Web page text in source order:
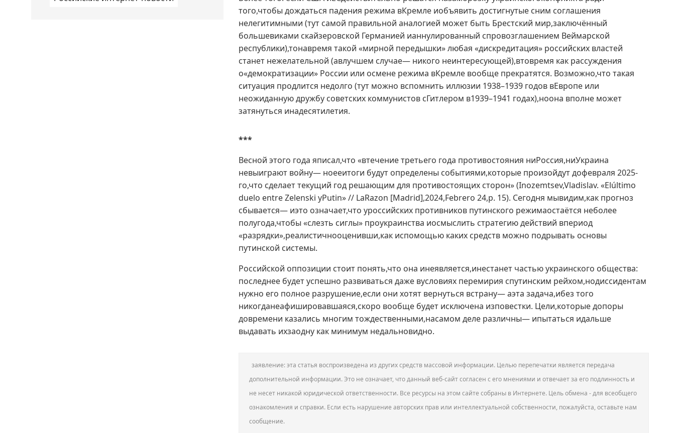
того,чтобы дождаться падения режима вКремле иобъявить достигнутые сним соглашения
нелегитимными (тут самой правильной аналогией может быть Брестский мир,заключённый
большевиками скайзеровской Германией ианнулированный спровозглашением Веймарской
республики),тонавремя такой «мирной передышки» любая «дискредитация» российских властей
станет нежелательной (авлучшем случае— никого неинтересующей),втовремя как рассуждения
о«демократизации» России или осмене режима вКремле вообще прекратятся. Возможно,что такая
ситуация продлится недолго (тут можно вспомнить иллюзии 1938–1939 годов вЕвропе или
неожиданную дружбу советских коммунистов сГитлером в1939–1941 годах),ноона вполне может
затянуться инадесятилетия.
***
Весной этого года яписал,что «втечение третьего года противостояния ниРоссия,ниУкраина
невыиграют войну— ноееитоги будут определены событиями,которые произойдут дофевраля 2025-
го,что сделает текущий год решающим для противостоящих сторон» (Inozemtsev,Vladislav. «Elúltimo
duelo entre Zelenski yPutin» // LaRazon [Madrid],2024,Febrero 24,p. 15). Сегодня мывидим,как прогноз
сбывается— иэто означает,что уроссийских противников путинского режимаостаётся неболее
полугода,чтобы «слезть сиглы» проукраинства иосмыслить стратегию действий впериод
«разрядки»,реалистичнооценивши,как испомощью каких средств можно подрывать основы
путинской системы.
Российской оппозиции стоит понять,что она инеявляется,инестанет частью украинского общества:
последнее будет успешно развиваться даже вусловиях перемирия спутинским рейхом,нодиссидентам
нужно его полное разрушение,если они хотят вернуться встрану— аэта задача,ибез того
никогданеафишировавшаяся,скоро вообще будет исключена изповестки. Цели,которые допоры
довремени казались многим тождественными,насамом деле различны— ипытаться идальше
выдавать ихзаодну как минимум недальновидно.
заявление: эта статья воспроизведена из других средств массовой информации. Целью перепечатки является передача
дополнительной информации. Это не означает, что данный веб-сайт согласен с его мнениями и отвечает за его подлинность и
не несет никакой юридической ответственности. Все ресурсы на этом сайте собраны в Интернете. Цель обмена - для всеобщего
ознакомления и справки. Если есть нарушение авторских прав или интеллектуальной собственности, пожалуйста, оставьте нам
сообщение.